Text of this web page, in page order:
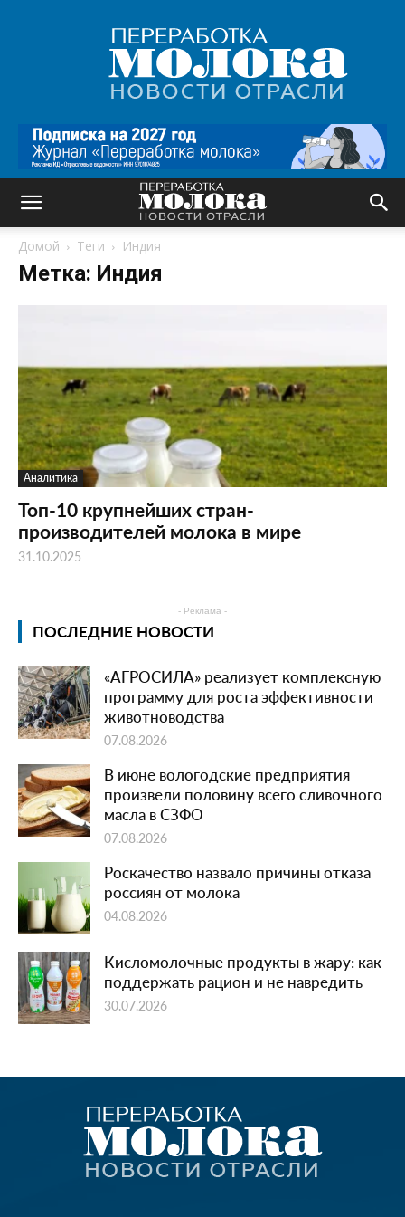
Переработка
молока
|
Новости
Домой Теги Индия
Метка: Индия
Аналитика
Топ-10 крупнейших стран-
производителей молока в мире
31.10.2025
- Реклама -
ПОСЛЕДНИЕ НОВОСТИ
«АГРОСИЛА» реализует комплексную
программу для роста эффективности
животноводства
07.08.2026
В июне вологодские предприятия
произвели половину всего сливочного
масла в СЗФО
07.08.2026
Роскачество назвало причины отказа
россиян от молока
04.08.2026
Кисломолочные продукты в жару: как
поддержать рацион и не навредить
30.07.2026